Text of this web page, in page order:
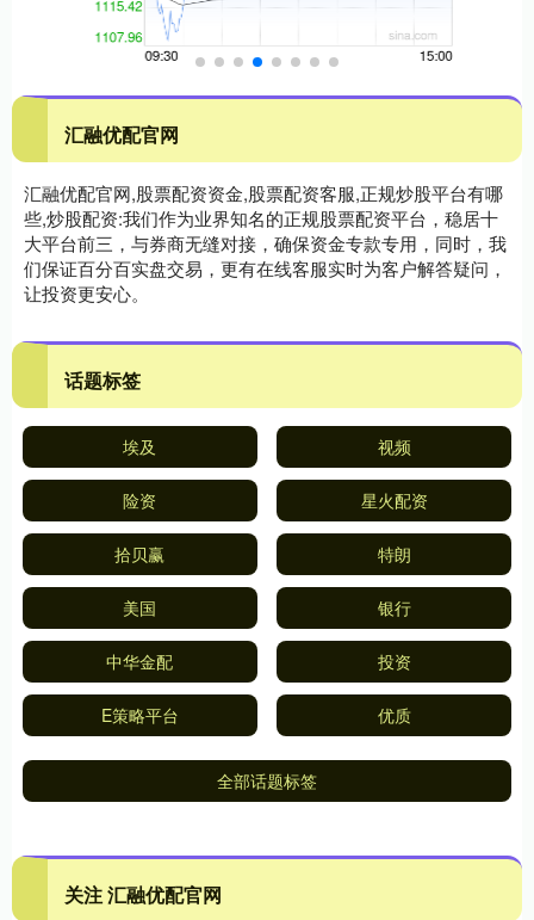
汇融优配官网
汇融优配官网,股票配资资金,股票配资客服,正规炒股平台有哪
些,炒股配资:我们作为业界知名的正规股票配资平台，稳居十
大平台前三，与券商无缝对接，确保资金专款专用，同时，我
们保证百分百实盘交易，更有在线客服实时为客户解答疑问，
让投资更安心。
话题标签
埃及 视频
险资 星火配资
拾贝赢 特朗
美国 银行
中华金配 投资
E策略平台 优质
全部话题标签
关注 汇融优配官网